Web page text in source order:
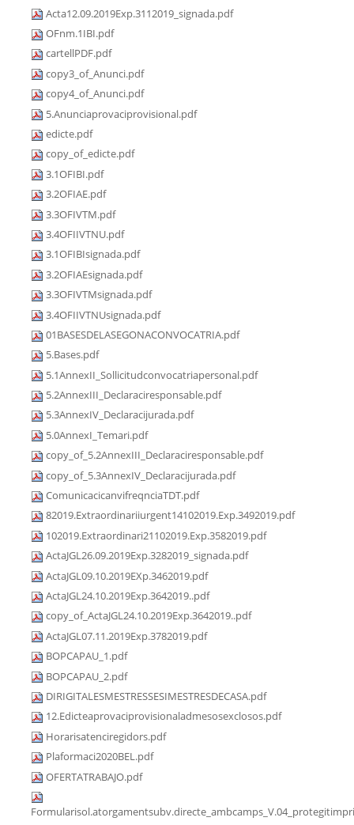
Acta12.09.2019Exp.3112019_signada.pdf
OFnm.1IBI.pdf
cartellPDF.pdf
copy3_of_Anunci.pdf
copy4_of_Anunci.pdf
5.Anunciaprovaciprovisional.pdf
edicte.pdf
copy_of_edicte.pdf
3.1OFIBI.pdf
3.2OFIAE.pdf
3.3OFIVTM.pdf
3.4OFIIVTNU.pdf
3.1OFIBIsignada.pdf
3.2OFIAEsignada.pdf
3.3OFIVTMsignada.pdf
3.4OFIIVTNUsignada.pdf
01BASESDELASEGONACONVOCATRIA.pdf
5.Bases.pdf
5.1AnnexII_Sollicitudconvocatriapersonal.pdf
5.2AnnexIII_Declaraciresponsable.pdf
5.3AnnexIV_Declaracijurada.pdf
5.0AnnexI_Temari.pdf
copy_of_5.2AnnexIII_Declaraciresponsable.pdf
copy_of_5.3AnnexIV_Declaracijurada.pdf
ComunicacicanvifreqnciaTDT.pdf
82019.Extraordinariiurgent14102019.Exp.3492019.pdf
102019.Extraordinari21102019.Exp.3582019.pdf
ActaJGL26.09.2019Exp.3282019_signada.pdf
ActaJGL09.10.2019EXp.3462019.pdf
ActaJGL24.10.2019Exp.3642019..pdf
copy_of_ActaJGL24.10.2019Exp.3642019..pdf
ActaJGL07.11.2019Exp.3782019.pdf
BOPCAPAU_1.pdf
BOPCAPAU_2.pdf
DIRIGITALESMESTRESSESIMESTRESDECASA.pdf
12.Edicteaprovaciprovisionaladmesosexclosos.pdf
Horarisatenciregidors.pdf
Plaformaci2020BEL.pdf
OFERTATRABAJO.pdf